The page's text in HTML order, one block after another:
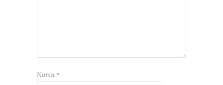
Namn *